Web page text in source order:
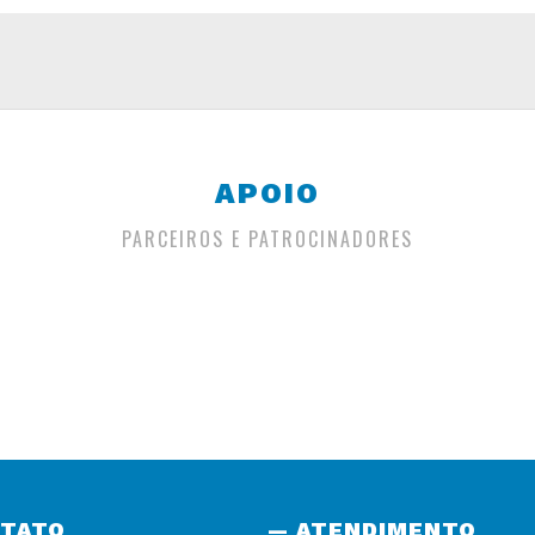
APOIO
PARCEIROS E PATROCINADORES
— ATENDIMENTO